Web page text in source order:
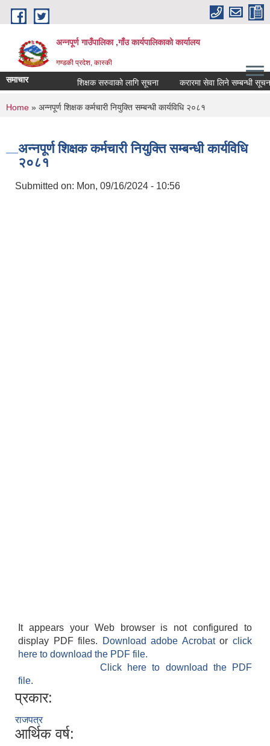
Skip to main content
अन्नपूर्ण गाउँपालिका ,गाँउ कार्यपालिकाको कार्यालय
गण्डकी प्रदेश, कास्की
समाचार शिक्षक सरुवाको लागि सूचना करारमा सेवा लिने सम्बन्धी सूचना ।
You are here
Home » अन्नपूर्ण शिक्षक कर्मचारी नियुक्ति सम्बन्धी कार्यविधि २०८१
अन्नपूर्ण शिक्षक कर्मचारी नियुक्ति सम्बन्धी कार्यविधि
२०८१
Submitted on: Mon, 09/16/2024 - 10:56
It appears your Web browser is not configured to
display PDF files.
Download adobe Acrobatorclick
here to download the PDF file.
Click here to download the PDF
file.
प्रकार:
राजपत्र
आर्थिक वर्ष: